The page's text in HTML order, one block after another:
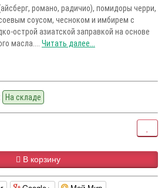
романо, радичио), помидоры черри,
соусом, чесноком и имбирем с
острой азиатской заправкой на основе
масла.... Читать далее...
На складе
В корзину